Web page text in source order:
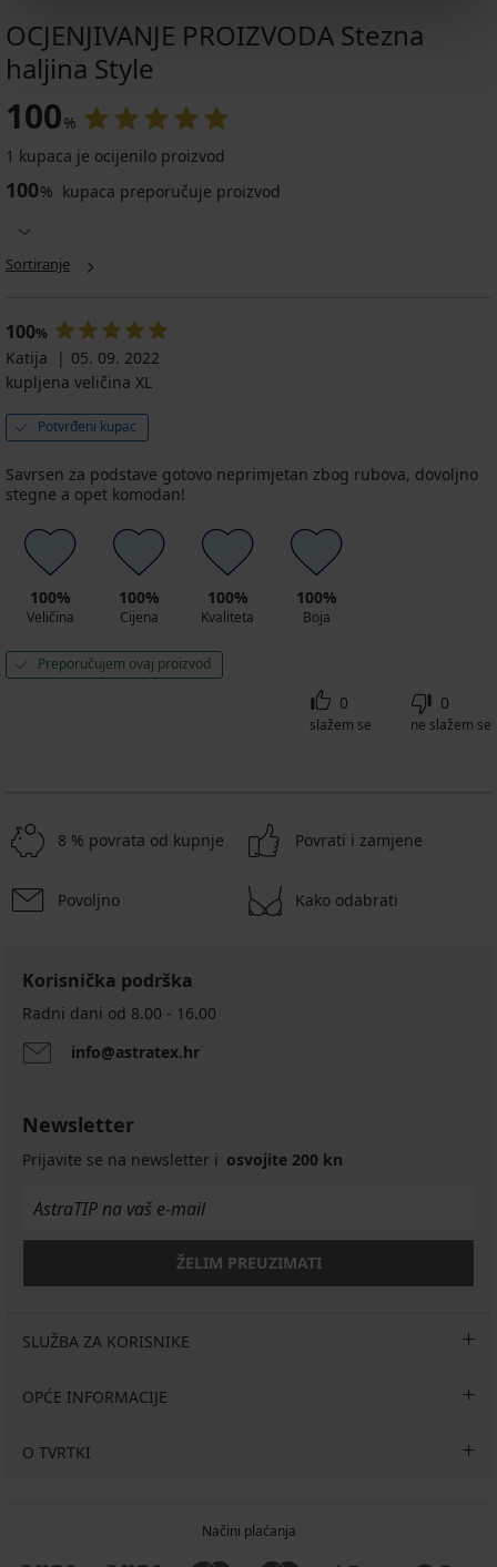
OCJENJIVANJE PROIZVODA Stezna
haljina Style
100%
1 kupaca je ocijenilo proizvod
100% kupaca preporučuje proizvod
Sortiranje
100%
Katija
05. 09. 2022
kupljena veličina XL
Potvrđeni kupac
Savrsen za podstave gotovo neprimjetan zbog rubova, dovoljno
stegne a opet komodan!
100%
Veličina
100%
Cijena
100%
Kvaliteta
100%
Boja
Preporučujem ovaj proizvod
0
slažem se
0
ne slažem se
8 % povrata od kupnje Povrati i zamjene
Povoljno Kako odabrati
Korisnička podrška
Radni dani od 8.00 - 16.00
info@astratex.hr
Newsletter
Prijavite se na newsletter i osvojite 200 kn
ŽELIM PREUZIMATI
SLUŽBA ZA KORISNIKE
OPĆE INFORMACIJE
O TVRTKI
Načini plaćanja